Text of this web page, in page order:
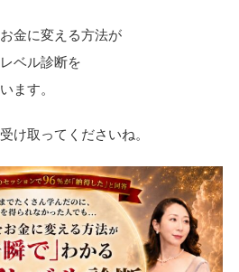
金に変える方法が
ベル診断を
ます。
け取ってくださいね。